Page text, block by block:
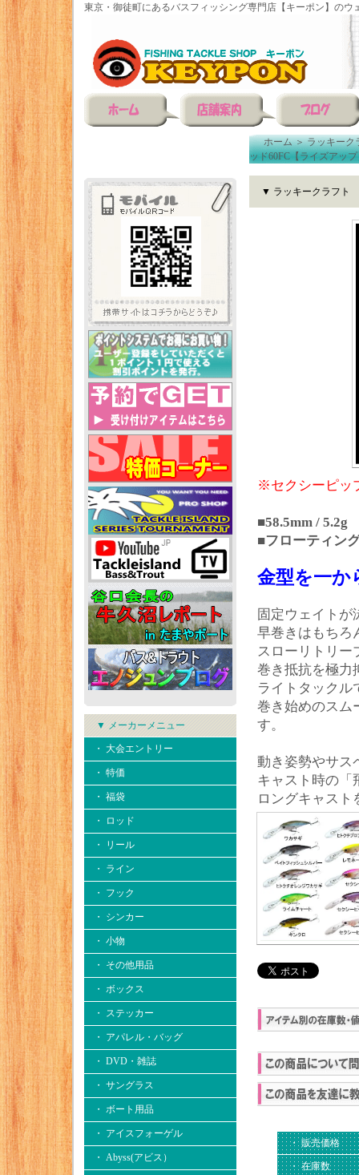
東京・御徒町にあるバスフィッシング専門店【キーポン】のウ
▼ メーカーメニュー
・ 大会エントリー
・ 特価
・ 福袋
・ ロッド
・ リール
・ ライン
・ フック
・ シンカー
・ 小物
・ その他用品
・ ボックス
・ ステッカー
・ アパレル・バッグ
・ DVD・雑誌
・ サングラス
・ ボート用品
・ アイスフォーゲル
・ Abyss(アビス）
ホーム＞ラッキーク
ッド60FC【ライズアッ
▼ ラッキークラフト
※セクシーピッ
■58.5mm / 5.2g
■フローティン
金型を一か
固定ウェイトが
早巻きはもちろ
スローリトリー
巻き抵抗を極力
ライトタックル
巻き始めのスム
す。
動き姿勢やサス
キャスト時の「
ロングキャスト
・ 販売価格
・ 在庫数